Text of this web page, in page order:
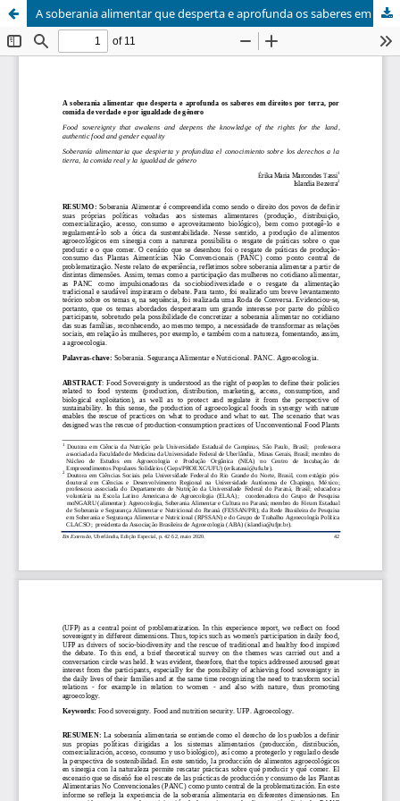
A soberania alimentar que desperta e aprofunda os saberes em direitos por terra, por comida de verdade e por igualdade de gênero